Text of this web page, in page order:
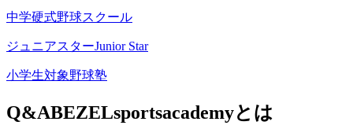
中学硬式野球スクール
ジュニアスターJunior Star
小学生対象野球塾
Q&ABEZELsportsacademyとは